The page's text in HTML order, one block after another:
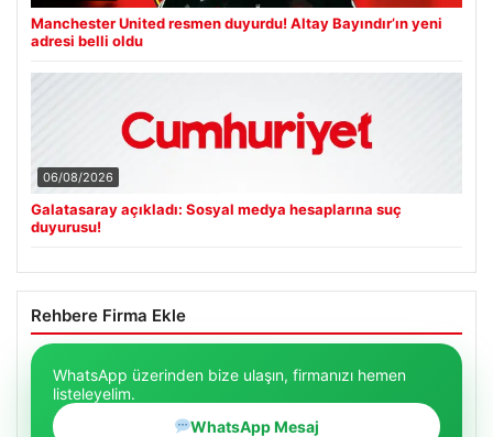
Manchester United resmen duyurdu! Altay Bayındır’ın yeni
adresi belli oldu
06/08/2026
Galatasaray açıkladı: Sosyal medya hesaplarına suç
duyurusu!
Rehbere Firma Ekle
WhatsApp üzerinden bize ulaşın, firmanızı hemen
listeleyelim.
WhatsApp Mesaj